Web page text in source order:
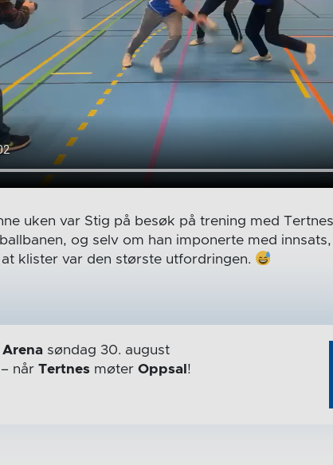
uken var Stig på besøk på trening med
og selv om han imponerte med
klister var den største utfordringen.
søndag 30. august
– når Tertnes møter Oppsal !